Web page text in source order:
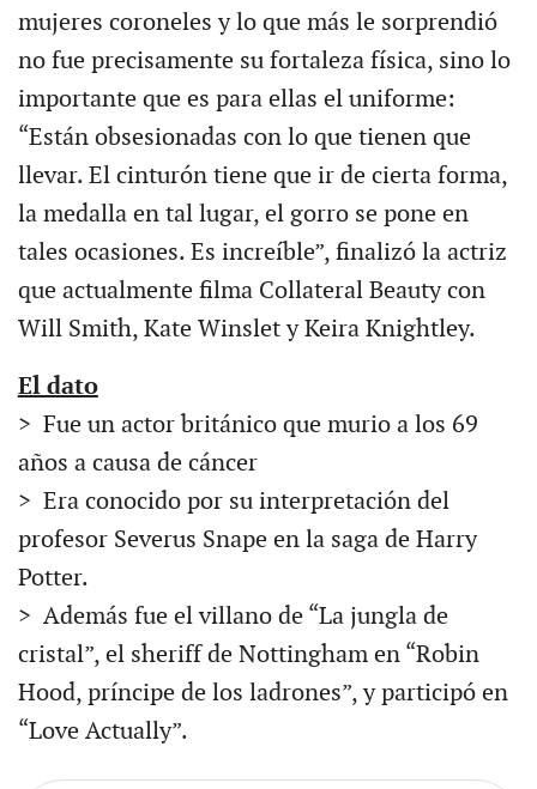
mujeres coroneles y lo que más le sorprendió
no fue precisamente su fortaleza física, sino lo
importante que es para ellas el uniforme:
“Están obsesionadas con lo que tienen que
llevar. El cinturón tiene que ir de cierta forma,
la medalla en tal lugar, el gorro se pone en
tales ocasiones. Es increíble”, finalizó la actriz
que actualmente filma Collateral Beauty con
Will Smith, Kate Winslet y Keira Knightley.
El dato
> Fue un actor británico que murio a los 69
años a causa de cáncer
> Era conocido por su interpretación del
profesor Severus Snape en la saga de Harry
Potter.
> Además fue el villano de “La jungla de
cristal”, el sheriff de Nottingham en “Robin
Hood, príncipe de los ladrones”, y participó en
“Love Actually”.